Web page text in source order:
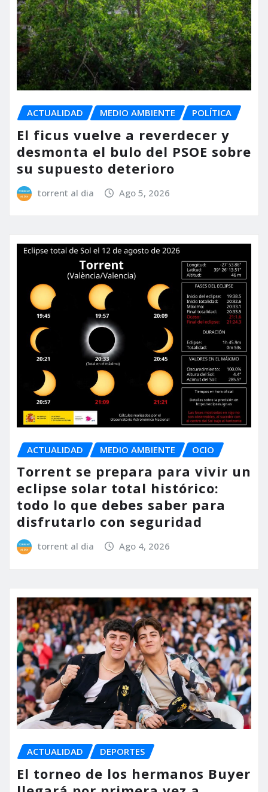
ACTUALIDAD MEDIO AMBIENTE POLÍTICA
El ficus vuelve a reverdecer y
desmonta el bulo del PSOE sobre
su supuesto deterioro
torrent al dia Ago 5, 2026
ACTUALIDAD MEDIO AMBIENTE OCIO
Torrent se prepara para vivir un
eclipse solar total histórico:
todo lo que debes saber para
disfrutarlo con seguridad
torrent al dia Ago 4, 2026
ACTUALIDAD DEPORTES
El torneo de los hermanos Buyer